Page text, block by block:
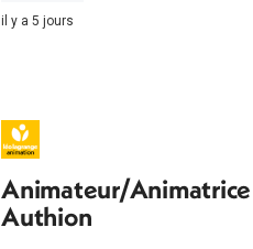
il y a 5 jours
Animateur/
Authion